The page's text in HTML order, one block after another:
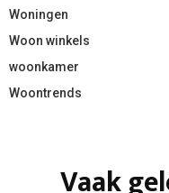
Woningen
Woon winkels
woonkamer
Woontrends
Vaak